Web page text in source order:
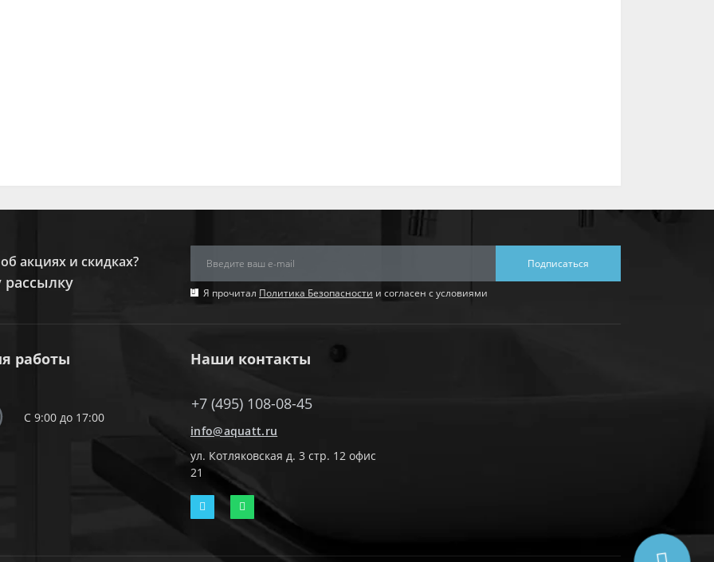
акциях и скидках? Подписаться
Я прочитал Политика Безопасности и согласен с условиями
работы
С 9:00 до 17:00
Наши контакты
+7 (495) 108-08-45
info@aquatt.ru
ул. Котляковская д. 3 стр. 12 офис
21